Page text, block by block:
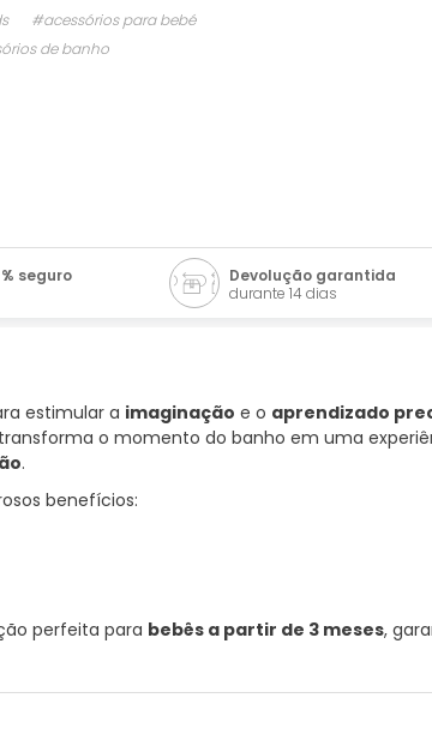
#acessórios para bebé
de banho
% seguro
Devolução garantida
durante 14 dias
estimular a imaginação e o aprendizado
o momento do banho em uma
.
benefícios:
perfeita para bebês a partir de 3 meses,